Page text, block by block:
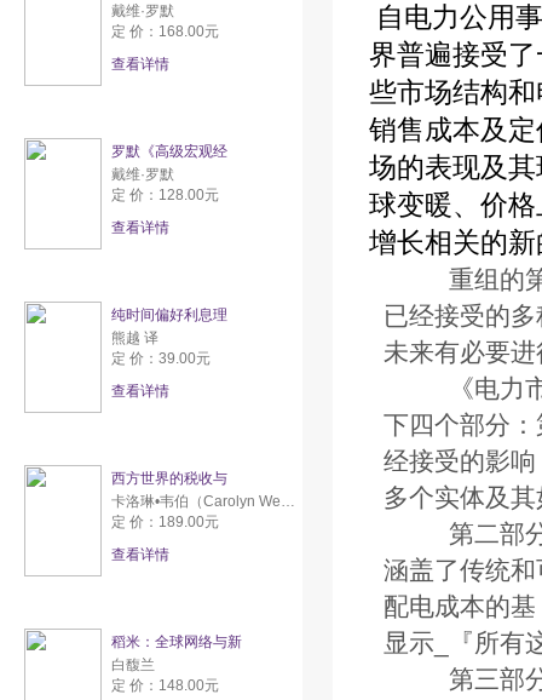
戴维·罗默
定 价：168.00元
查看详情
罗默《高级宏观经
戴维·罗默
定 价：128.00元
查看详情
纯时间偏好利息理
熊越 译
定 价：39.00元
查看详情
西方世界的税收与
卡洛琳•韦伯（Carolyn Webber） 亚伦•威尔达夫斯基（Aaron Wildavsky）
定 价：189.00元
查看详情
稻米：全球网络与新
白馥兰
定 价：148.00元
自电力公用
界普遍接受
些市场结构
销售成本及
场的表现及
球变暖、价
增长相关的
重组的第
已经接受的
未来有必要
《电力市
下四个部分
经接受的影
多个实体及
第二部分
涵盖了传统
配电成本的
显示_『所有
第三部分